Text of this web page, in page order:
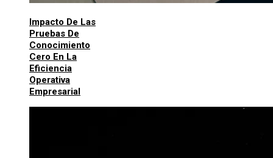
Impacto De Las
Pruebas De
Conocimiento
Cero En La
Eficiencia
Operativa
Empresarial